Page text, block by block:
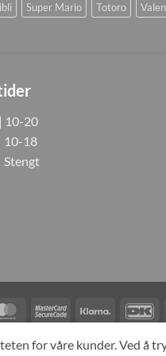
Super Mario Totoro
10-20
18
MasterCardMasterCard
2
Klarna
OM OSS SPESIALBESTILLING
for våre kunder. Ved å